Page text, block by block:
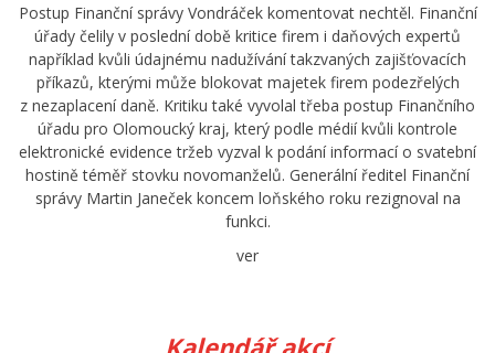
Postup Finanční správy Vondráček komentovat nechtěl. Finanční
úřady čelily v poslední době kritice firem i daňových expertů
například kvůli údajnému nadužívání takzvaných zajišťovacích
příkazů, kterými může blokovat majetek firem podezřelých
z nezaplacení daně. Kritiku také vyvolal třeba postup Finančního
úřadu pro Olomoucký kraj, který podle médií kvůli kontrole
elektronické evidence tržeb vyzval k podání informací o svatební
hostině téměř stovku novomanželů. Generální ředitel Finanční
správy Martin Janeček koncem loňského roku rezignoval na
funkci.
ver
Kalendář akcí